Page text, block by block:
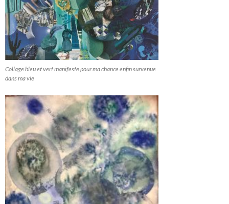
Collage bleu et vert manifeste pour ma chance enfin survenue
dans ma vie